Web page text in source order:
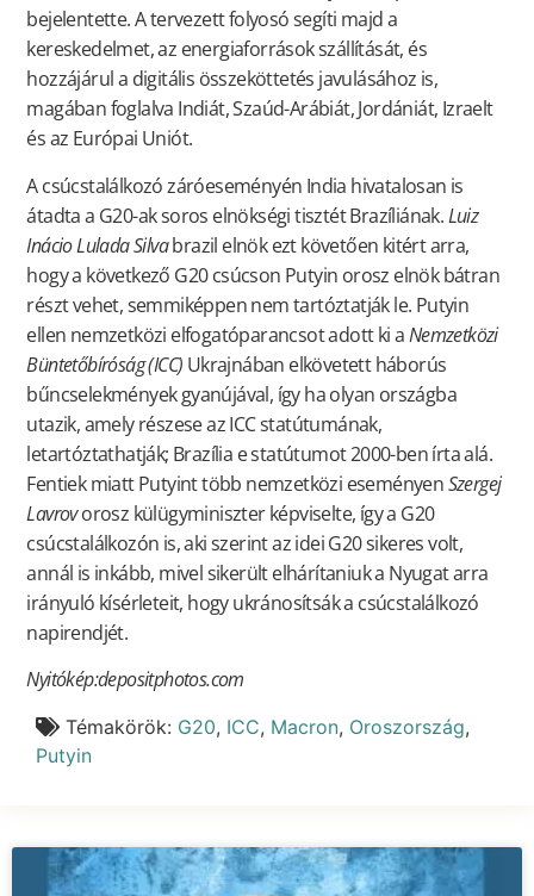
bejelentette. A tervezett folyosó segíti majd a
kereskedelmet, az energiaforrások szállítását, és
hozzájárul a digitális összeköttetés javulásához is,
magában foglalva Indiát, Szaúd-Arábiát, Jordániát, Izraelt
és az Európai Uniót.
A csúcstalálkozó záróeseményén India hivatalosan is
átadta a G20-ak soros elnökségi tisztét Brazíliának.Luiz
Inácio Lulada Silvabrazil elnök ezt követően kitért arra,
hogy a következő G20 csúcson Putyin orosz elnök bátran
részt vehet, semmiképpen nem tartóztatják le. Putyin
ellen nemzetközi elfogatóparancsot adott ki aNemzetközi
Büntetőbíróság (ICC) Ukrajnában elkövetett háborús
bűncselekmények gyanújával, így ha olyan országba
utazik, amely részese az ICC statútumának,
letartóztathatják; Brazília e statútumot 2000-ben írta alá.
Fentiek miatt Putyint több nemzetközi eseményenSzergej
Lavrovorosz külügyminiszter képviselte, így a G20
csúcstalálkozón is, aki szerint az idei G20 sikeres volt,
annál is inkább, mivel sikerült elhárítaniuk a Nyugat arra
irányuló kísérleteit, hogy ukránosítsák a csúcstalálkozó
napirendjét.
Nyitókép:depositphotos.com
Témakörök: G20, ICC, Macron, Oroszország,
Putyin